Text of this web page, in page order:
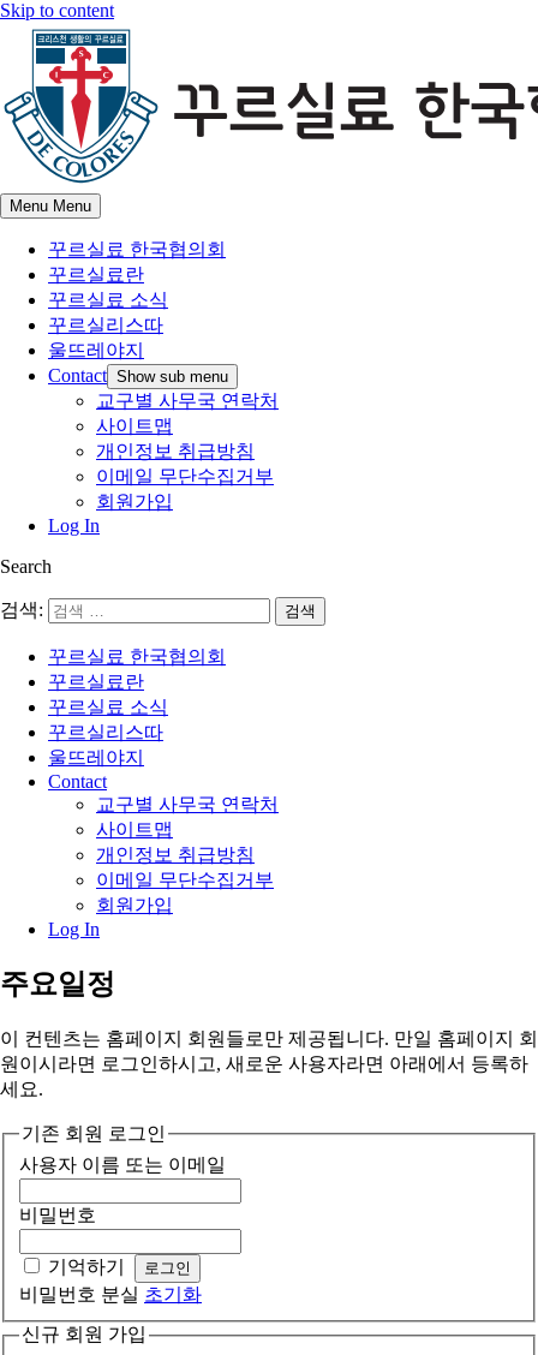
Skip to content
Menu Menu
꾸르실료 한국협의회
꾸르실료란
꾸르실료 소식
꾸르실리스따
울뜨레야지
Contact Show sub menu
교구별 사무국 연락처
사이트맵
개인정보 취급방침
이메일 무단수집거부
회원가입
Log In
Search
검색:
꾸르실료 한국협의회
꾸르실료란
꾸르실료 소식
꾸르실리스따
울뜨레야지
Contact
교구별 사무국 연락처
사이트맵
개인정보 취급방침
이메일 무단수집거부
회원가입
Log In
주요일정
이 컨텐츠는 홈페이지 회원들로만 제공됩니다. 만일 홈페이지 회
원이시라면 로그인하시고, 새로운 사용자라면 아래에서 등록하
세요.
기존 회원 로그인
사용자 이름 또는 이메일
비밀번호
기억하기
비밀번호 분실 초기화
신규 회원 가입